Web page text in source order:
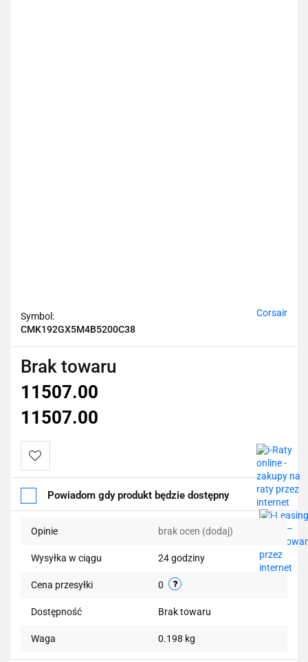
Symbol:
CMK192GX5M4B5200C38
Corsair
Brak towaru
11507.00
11507.00
Do
przechowalni
Powiadom gdy produkt będzie dostępny
Opinie brak ocen (dodaj)
Wysyłka w ciągu 24 godziny
Cena przesyłki 0
Dostępność Brak towaru
Waga 0.198 kg